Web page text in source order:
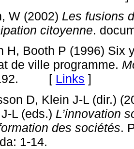
W (2002) Les fusions
citoyenne.
H, Booth P (1996) Six
de ville programme.
192. [ Links ]
D, Klein J-L (dir.)
L (eds.) L’innovation
des sociétés.
1-14.